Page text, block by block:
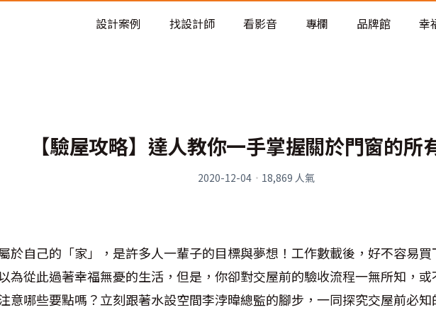
老屋預算分配與高 CP 值煥新術
設計案例 找設計師 看影音 專欄 品牌館 幸
【驗屋攻略】達人教你一手掌握關於門窗的所
2020-12-04· 18,869 人氣
於自己的「家」，是許多人一輩子的目標與夢想！工作數載後，好不容易
為從此過著幸福無憂的生活，但是，你卻對交屋前的驗收流程一無所知，
意哪些要點嗎？立刻跟著水設空間李浡暐總監的腳步，一同探究交屋前必